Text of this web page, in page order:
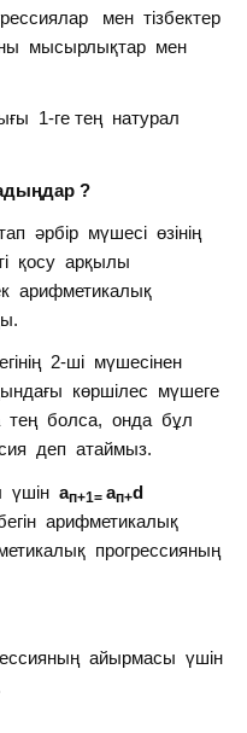
мен тізбектер
мысырлықтар мен
1-ге тең натурал
?
әрбір мүшесі өзінің
қосу арқылы
арифметикалық
2-ші мүшесінен
көршілес мүшеге
тең болса, онда бұл
деп атаймыз.
үшінап+1=ап+d
арифметикалық
прогрессияның
айырмасы үшін